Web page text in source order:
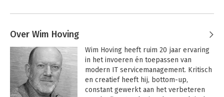
Over Wim Hoving
Wim Hoving heeft ruim 20 jaar ervaring
in het invoeren én toepassen van
modern IT servicemanagement. Kritisch
en creatief heeft hij, bottom-up,
constant gewerkt aan het verbeteren